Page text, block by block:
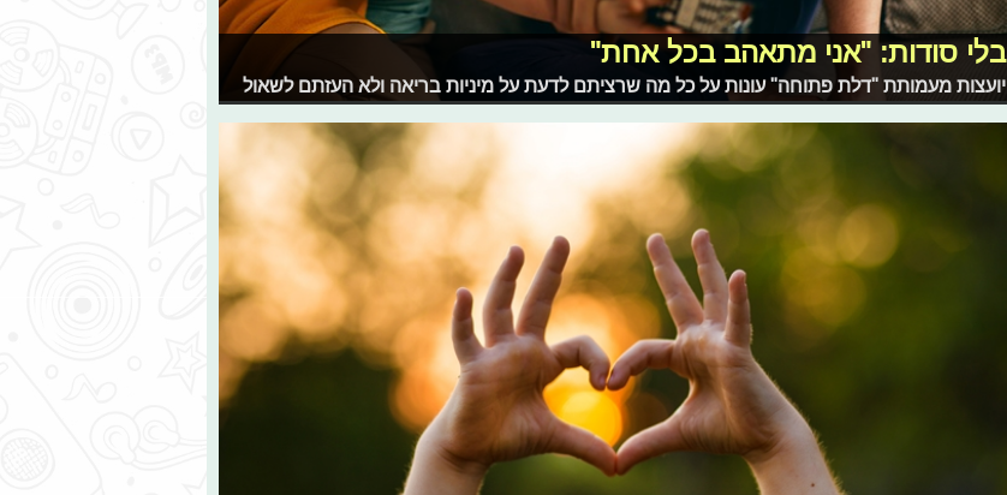
בלי סודות: "אני מתאהב בכל אחת"
יועצות מעמותת "דלת פתוחה" עונות על כל מה שרציתם לדעת על מיניות בריאה ולא העזתם לשאול